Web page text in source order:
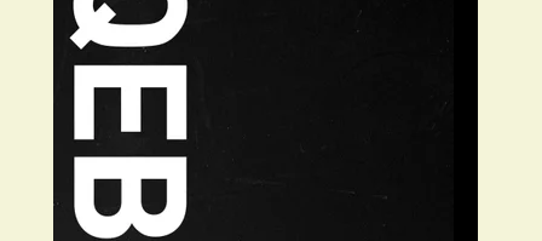
Vinnare
FAQ
För bibliotek